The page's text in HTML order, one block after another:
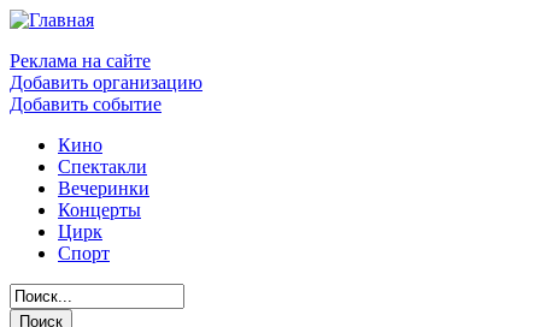
Реклама на сайте
Добавить организацию
Добавить событие
Кино
Спектакли
Вечеринки
Концерты
Цирк
Спорт